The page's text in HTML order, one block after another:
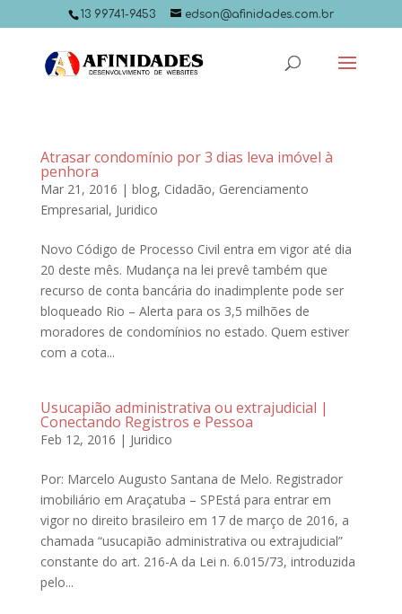
13 99741-9453 edson@afinidades.com.br
Atrasar condomínio por 3 dias leva imóvel à
penhora
Mar 21, 2016 | blog, Cidadão, Gerenciamento
Empresarial, Juridico
Novo Código de Processo Civil entra em vigor até dia
20 deste mês. Mudança na lei prevê também que
recurso de conta bancária do inadimplente pode ser
bloqueado Rio – Alerta para os 3,5 milhões de
moradores de condomínios no estado. Quem estiver
com a cota...
Usucapião administrativa ou extrajudicial |
Conectando Registros e Pessoa
Feb 12, 2016 | Juridico
Por: Marcelo Augusto Santana de Melo. Registrador
imobiliário em Araçatuba – SPEstá para entrar em
vigor no direito brasileiro em 17 de março de 2016, a
chamada “usucapião administrativa ou extrajudicial”
constante do art. 216-A da Lei n. 6.015/73, introduzida
pelo...